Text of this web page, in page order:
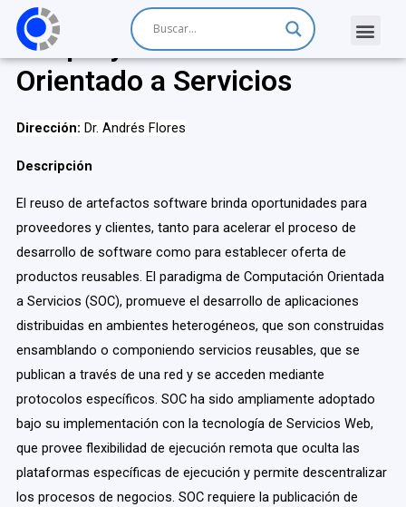
Subproyecto: Reuso
Orientado a Servicios
Dirección: Dr. Andrés Flores
Descripción
El reuso de artefactos software brinda oportunidades para
proveedores y clientes, tanto para acelerar el proceso de
desarrollo de software como para establecer oferta de
productos reusables. El paradigma de Computación Orientada
a Servicios (SOC), promueve el desarrollo de aplicaciones
distribuidas en ambientes heterogéneos, que son construidas
ensamblando o componiendo servicios reusables, que se
publican a través de una red y se acceden mediante
protocolos específicos. SOC ha sido ampliamente adoptado
bajo su implementación con la tecnología de Servicios Web,
que provee flexibilidad de ejecución remota que oculta las
plataformas específicas de ejecución y permite descentralizar
los procesos de negocios. SOC requiere la publicación de